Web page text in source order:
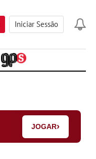
Iniciar Sessão
JOGAR›